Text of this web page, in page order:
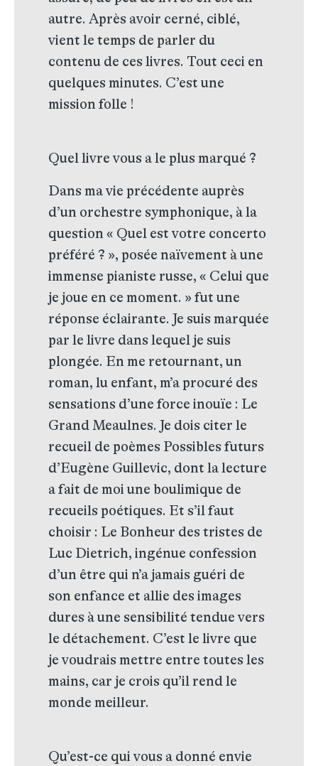
autre. Après avoir cerné, ciblé,
vient le temps de parler du
contenu de ces livres. Tout ceci en
quelques minutes. C’est une
mission folle !
Quel livre vous a le plus marqué ?
Dans ma vie précédente auprès
d’un orchestre symphonique, à la
question « Quel est votre concerto
préféré ? », posée naïvement à une
immense pianiste russe, « Celui que
je joue en ce moment. » fut une
réponse éclairante. Je suis marquée
par le livre dans lequel je suis
plongée. En me retournant, un
roman, lu enfant, m’a procuré des
sensations d’une force inouïe : Le
Grand Meaulnes. Je dois citer le
recueil de poèmes Possibles futurs
d’Eugène Guillevic, dont la lecture
a fait de moi une boulimique de
recueils poétiques. Et s’il faut
choisir : Le Bonheur des tristes de
Luc Dietrich, ingénue confession
d’un être qui n’a jamais guéri de
son enfance et allie des images
dures à une sensibilité tendue vers
le détachement. C’est le livre que
je voudrais mettre entre toutes les
mains, car je crois qu’il rend le
monde meilleur.
Qu’est-ce qui vous a donné envie